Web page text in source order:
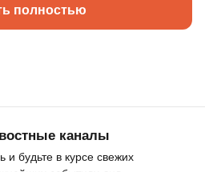
полностью
каналы
и будьте в курсе свежих